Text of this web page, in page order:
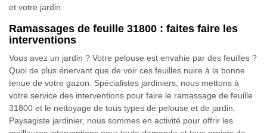
et votre jardin.
Ramassages de feuille 31800 : faites faire les
interventions
Vous avez un jardin ? Votre pelouse est envahie par des feuilles ?
Quoi de plus énervant que de voir ces feuilles nuire à la bonne
tenue de votre gazon. Spécialistes jardiniers, nous mettons à
votre service des interventions pour faire le ramassage de feuille
31800 et le nettoyage de tous types de pelouse et de jardin.
Paysagiste jardinier, nous sommes en activité pour offrir les